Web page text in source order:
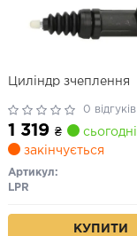
Циліндр зчеплення
0 відгуків
1 319 ₴
сьогодні
закінчується
Артикул:
LPR
КУПИТИ